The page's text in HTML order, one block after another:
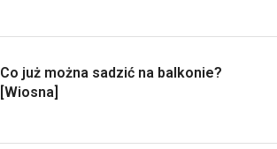
Co już można sadzić na balkonie?
[Wiosna]